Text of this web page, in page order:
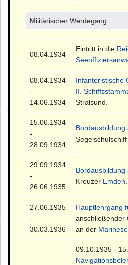
Militärischer Werdegang
08.04.1934
Eintritt in die
08.04.1934
-
14.06.1934
Infanteristische
II.
Stralsund.
15.06.1934
-
28.09.1934
Bordausbildung
29.09.1934
-
26.06.1935
Bordausbildung
Kreuzer Emden
27.06.1935
-
30.03.1936
Hauptlehrgang
anschließender
an der
09.10.1935 -